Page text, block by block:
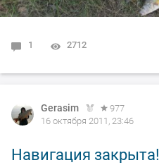
1 2712
Gerasim
977
16 октября 2011, 23:46
Навигация закрыта!